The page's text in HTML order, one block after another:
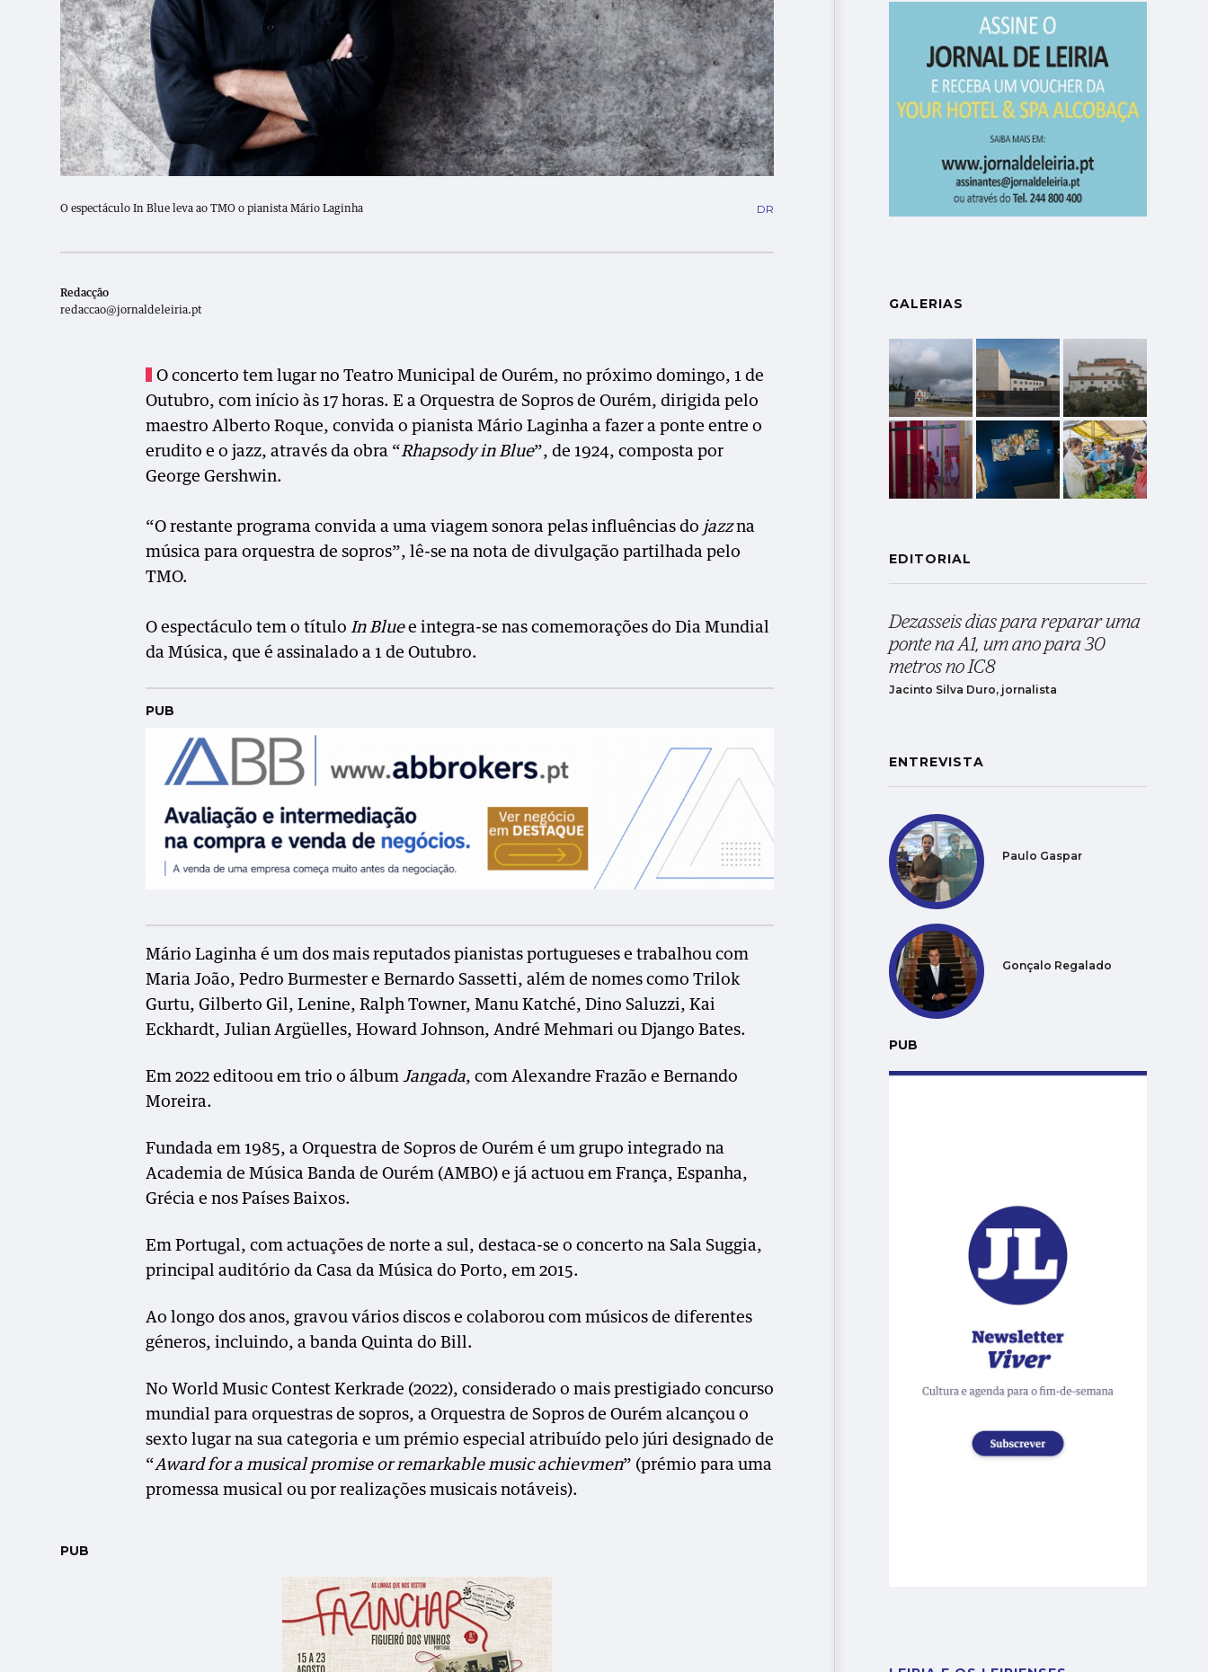
O espectáculo In Blue leva ao TMO o pianista Mário Laginha DR
Redacção
redaccao@jornaldeleiria.pt
O concerto tem lugar no Teatro Municipal de Ourém, no próximo domingo, 1 de
Outubro, com início às 17 horas. Ea Orquestra de Sopros de Ourém, dirigida pelo
maestro Alberto Roque, convida o pianista Mário Laginha a fazer a ponte entre o
erudito e o jazz, através da obra “Rhapsody in Blue”, de 1924, composta por
George Gershwin.
“O restante programa convida a uma viagem sonora pelas influências do jazzna
música para orquestra de sopros”, lê-se na nota de divulgação partilhada pelo
TMO.
O espectáculo tem o títuloIn Bluee integra-se nas comemorações do Dia Mundial
da Música, que é assinalado a 1 de Outubro.
PUB
Mário Laginha é um dos mais reputados pianistas portugueses e trabalhou com
Maria João, Pedro Burmester e Bernardo Sassetti, além de nomes como Trilok
Gurtu, Gilberto Gil, Lenine, Ralph Towner, Manu Katché, Dino Saluzzi, Kai
Eckhardt, Julian Argüelles, Howard Johnson, André Mehmari ou Django Bates.
Em 2022 editoou em trio o álbumJangada, com Alexandre Frazão e Bernando
Moreira.
Fundada em 1985, a Orquestra de Sopros de Ourém é um grupo integrado na
Academia de Música Banda de Ourém (AMBO) e já actuou em França, Espanha,
Grécia e nos Países Baixos.
Em Portugal, com actuações de norte a sul, destaca-se o concerto na Sala Suggia,
principal auditório da Casa da Música do Porto, em 2015.
Ao longo dos anos, gravou vários discos e colaborou com músicos de diferentes
géneros, incluindo, a banda Quinta do Bill.
No World Music Contest Kerkrade (2022), considerado o mais prestigiado concurso
mundial para orquestras de sopros, a Orquestra de Sopros de Ourém alcançou o
sexto lugar na sua categoria e um prémio especial atribuído pelo júri designado de
“Award for a musical promise or remarkable music achievmen” (prémio para uma
promessa musical ou por realizações musicais notáveis).
PUB
GALERIAS
EDITORIAL
Dezasseis dias para reparar uma
ponte na A1, um ano para 30
metros no IC8
Jacinto Silva Duro, jornalista
ENTREVISTA
Paulo Gaspar
Gonçalo Regalado
PUB